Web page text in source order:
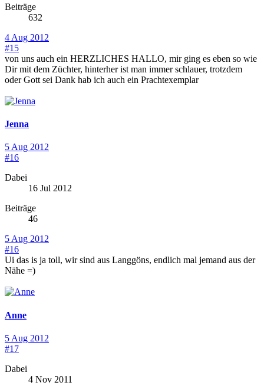
Beiträge
632
4 Aug 2012
#15
von uns auch ein HERZLICHES HALLO, mir ging es eben so wie
Dir mit dem Züchter, hinterher ist man immer schlauer, trotzdem
oder Gott sei Dank hab ich auch ein Prachtexemplar
Jenna
5 Aug 2012
#16
Dabei
16 Jul 2012
Beiträge
46
5 Aug 2012
#16
Ui das is ja toll, wir sind aus Langgöns, endlich mal jemand aus der
Nähe =)
Anne
5 Aug 2012
#17
Dabei
4 Nov 2011